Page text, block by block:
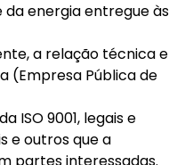
da energia entregue às
a relação técnica e
(Empresa Pública de
ISO 9001, legais e
e outros que a